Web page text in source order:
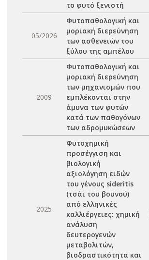
το φυτό ξενιστή
05/2026
Φυτοπαθολογική και
μοριακή διερεύνηση
των ασθενειών του
ξύλου της αμπέλου
2009
Φυτοπαθολογική και
μοριακή διερεύνηση
των μηχανισμών που
εμπλέκονται στην
άμυνα των φυτών
κατά των παθογόνων
των αδρομυκώσεων
2025
Φυτοχημική
προσέγγιση και
βιολογική
αξιολόγηση ειδών
του γένους sideritis
(τσάι του βουνού)
από ελληνικές
καλλιέργειες: χημική
ανάλυση
δευτερογενών
μεταβολιτών,
βιοδραστικότητα και